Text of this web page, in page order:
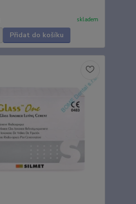
skladem
Přidat do košíku